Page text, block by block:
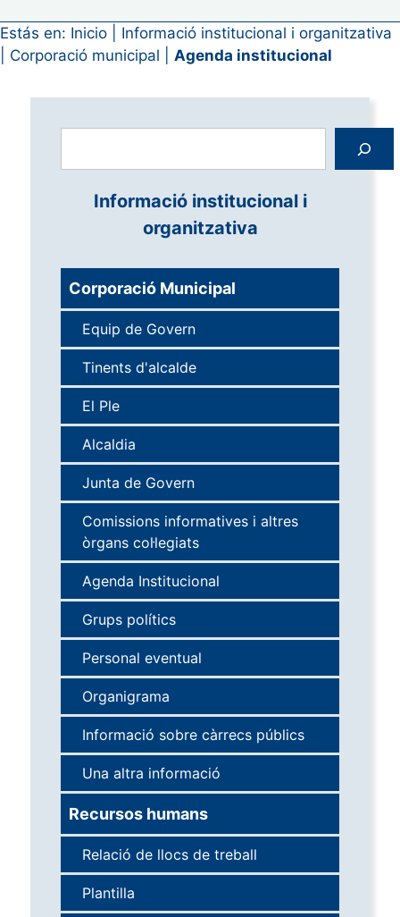
Estás en: Inicio
Informació institucional i organitzativa
Corporació municipal Agenda institucional
Informació institucional i
organitzativa
Corporació Municipal
Equip de Govern
Tinents d'alcalde
El Ple
Alcaldia
Junta de Govern
Comissions informatives i altres
òrgans col·legiats
Agenda Institucional
Grups polítics
Personal eventual
Organigrama
Informació sobre càrrecs públics
Una altra informació
Recursos humans
Relació de llocs de treball
Plantilla